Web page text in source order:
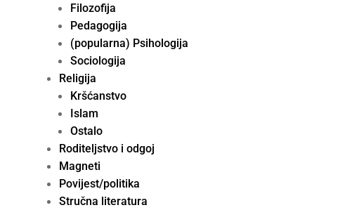
Filozofija
Pedagogija
(popularna) Psihologija
Sociologija
Religija
Kršćanstvo
Islam
Ostalo
Roditeljstvo i odgoj
Magneti
Povijest/politika
Stručna literatura